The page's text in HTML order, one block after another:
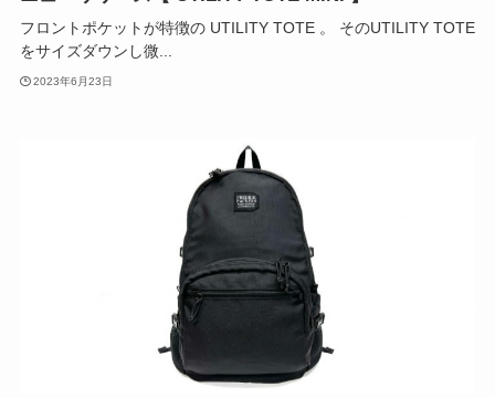
フロントポケットが特徴の UTILITY TOTE 。 そのUTILITY TOTE
をサイズダウンし微...
2023年6月23日